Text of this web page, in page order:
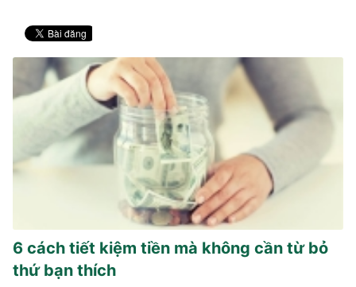
6 cách tiết kiệm tiền mà không cần từ bỏ
thứ bạn thích